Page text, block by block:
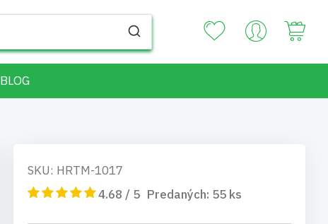
BLOG
SKU: HRTM-1017
4.68 / 5 Predaných: 55ks